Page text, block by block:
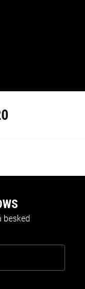
besked